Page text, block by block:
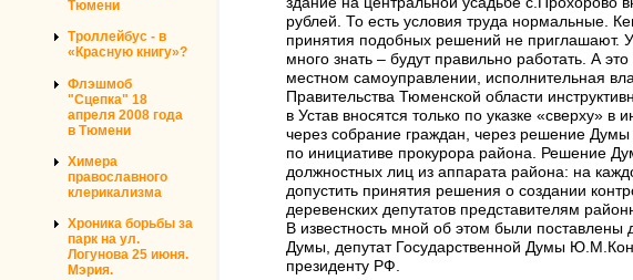
Тюмени
Троллейбус - в
«Красную книгу»?
Флэшмоб
"Сцепка" 18
апреля 2008 года
в Тюмени
Химера
православного
клерикализма
Хроника борьбы за
парк на ул.
Логунова 25 июня.
Мэрия.
рублей. То есть условия труда нормальные.
принятия подобных решений не приглашают.
много знать – будут правильно работать. А
местном самоуправлении, исполнительная
Правительства Тюменской области
в Устав вносятся только по указке «сверху»
через собрание граждан, через решение
по инициативе прокурора района. Решение
должностных лиц из аппарата района: на
допустить принятия решения о создании
деревенских депутатов представителям
В известность мной об этом были
Думы, депутат Государственной Думы
президенту РФ.